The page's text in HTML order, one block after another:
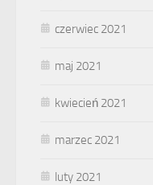
czerwiec 2021
maj 2021
kwiecień 2021
marzec 2021
luty 2021